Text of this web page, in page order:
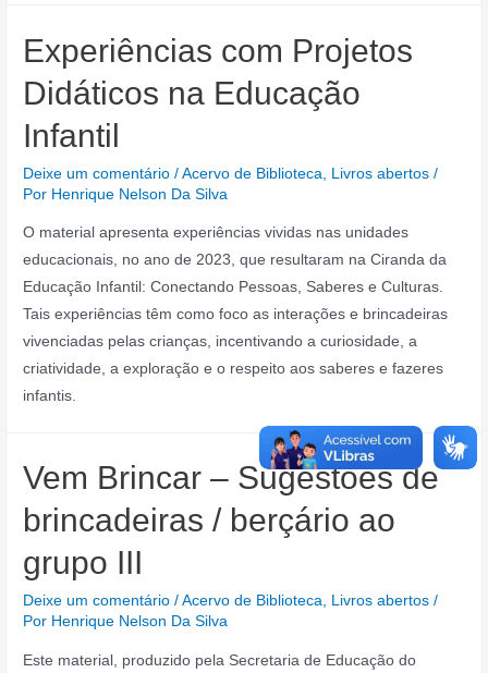
Pedagógicas
Inspiradoras
Experiências com Projetos
Didáticos na Educação
Infantil
Deixe um comentário /Acervo de Biblioteca Livros abertos /
Por Henrique Nelson Da Silva
O material apresenta experiências vividas nas unidades
educacionais, no ano de 2023, que resultaram na Ciranda da
Educação Infantil: Conectando Pessoas, Saberes e Culturas.
Tais experiências têm como foco as interações e brincadeiras
vivenciadas pelas crianças, incentivando a curiosidade, a
criatividade, a exploração e o respeito aos saberes e fazeres
infantis.
Vem Brincar – Sugestões de
brincadeiras / berçário ao
grupo III
Deixe um comentário /Acervo de Biblioteca, Livros abertos /
Por Henrique Nelson Da Silva
Este material, produzido pela Secretaria de Educação do